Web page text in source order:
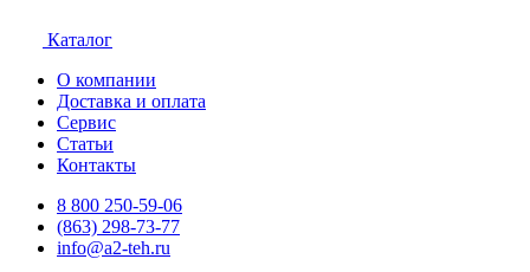
Каталог
О компании
Доставка и оплата
Сервис
Статьи
Контакты
8 800 250-59-06
(863) 298-73-77
info@a2-teh.ru